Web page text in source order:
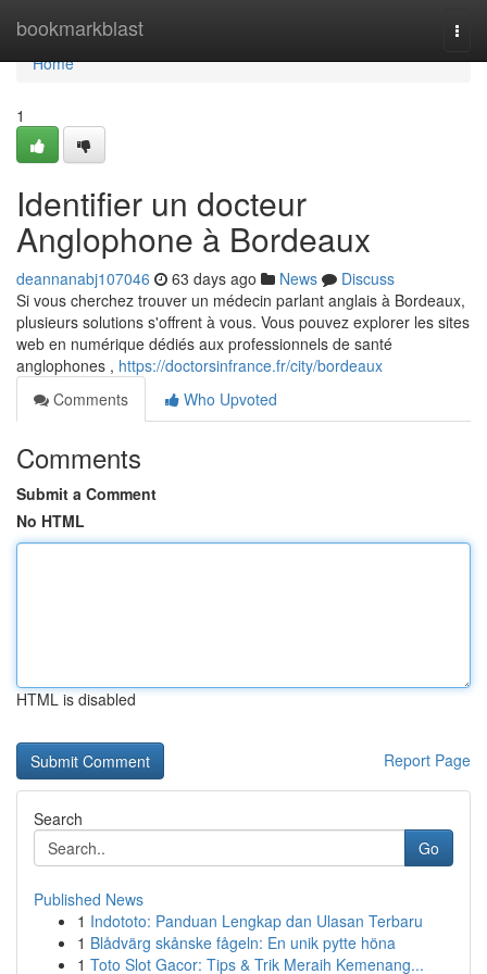
bookmarkblast
Home
Home
1
Identifier un docteur
Anglophone à Bordeaux
deannanabj107046 63 days ago News
Discuss
Si vous cherchez trouver un médecin parlant anglais à Bordeaux,
plusieurs solutions s'offrent à vous. Vous pouvez explorer les sites
web en numérique dédiés aux professionnels de santé
anglophones , https://doctorsinfrance.fr/city/bordeaux
Comments
Who Upvoted
Comments
Submit a Comment
No HTML
HTML is disabled
Report Page
Search
Go
Published News
1 Indototo: Panduan Lengkap dan Ulasan Terbaru
1 Blådvärg skånske fågeln: En unik pytte höna
1 Toto Slot Gacor: Tips & Trik Meraih Kemenang...